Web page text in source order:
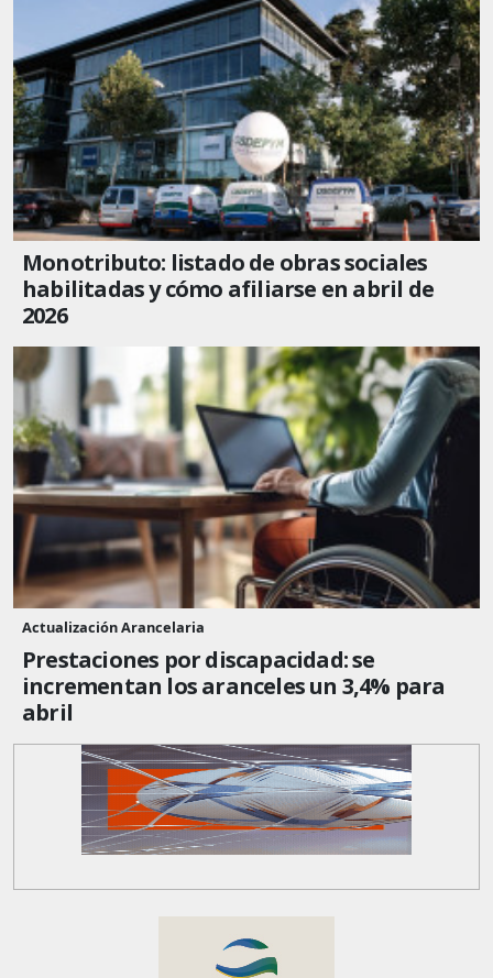
Monotributo: listado de obras sociales
habilitadas y cómo afiliarse en abril de
2026
Actualización Arancelaria
Prestaciones por discapacidad: se
incrementan los aranceles un 3,4% para
abril